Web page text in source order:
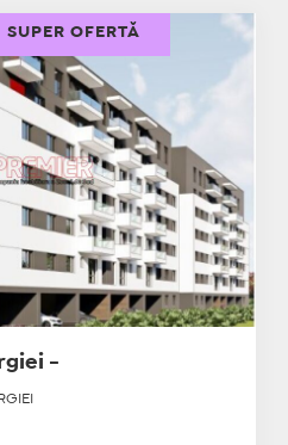
-
SUPER OFERTĂ